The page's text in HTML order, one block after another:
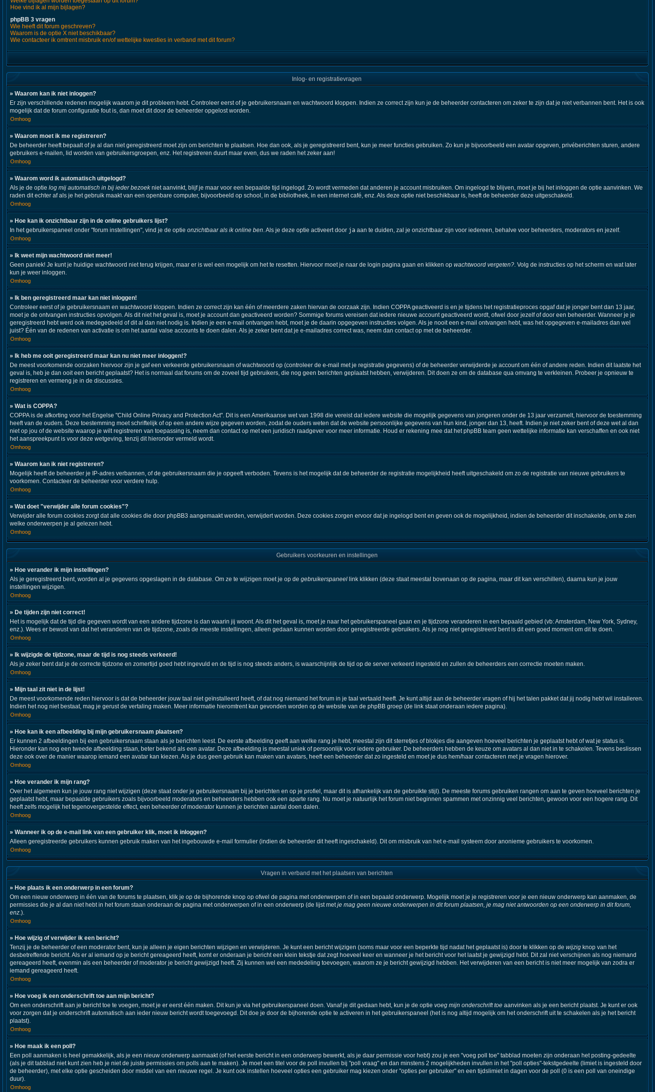
Hoe vind ik al mijn bijlagen?
phpBB 3 vragen
Wie heeft dit forum geschreven?
Waarom is de optie X niet beschikbaar?
Wie contacteer ik omtrent misbruik en/of wettelijke kwesties in verband met dit forum?
Inlog- en registratievragen
» Waarom kan ik niet inloggen?
Er zijn verschillende redenen mogelijk waarom je dit probleem hebt. Controleer eerst of je gebruikersnaam en wachtwoord kloppen. Indien ze correct zijn kun je de beheerder contacteren om zeker te zijn dat je niet verbannen bent. Het is ook
mogelijk dat de forum configuratie fout is, dan moet dit door de beheerder opgelost worden.
Omhoog
» Waarom moet ik me registreren?
De beheerder heeft bepaalt of je al dan niet geregistreerd moet zijn om berichten te plaatsen. Hoe dan ook, als je geregistreerd bent, kun je meer functies gebruiken. Zo kun je bijvoorbeeld een avatar opgeven, privéberichten sturen, andere
gebruikers e-mailen, lid worden van gebruikersgroepen, enz. Het registreren duurt maar even, dus we raden het zeker aan!
Omhoog
» Waarom word ik automatisch uitgelogd?
Als je de optie log mij automatisch in bij ieder bezoekniet aanvinkt, blijf je maar voor een bepaalde tijd ingelogd. Zo wordt vermeden dat anderen je account misbruiken. Om ingelogd te blijven, moet je bij het inloggen de optie aanvinken. We
raden dit echter af als je het gebruik maakt van een openbare computer, bijvoorbeeld op school, in de bibliotheek, in een internet café, enz. Als deze optie niet beschikbaar is, heeft de beheerder deze uitgeschakeld.
Omhoog
» Hoe kan ik onzichtbaar zijn in de online gebruikers lijst?
In het gebruikerspaneel onder "forum instellingen", vind je de optie onzichtbaar als ik online ben. Als je deze optie activeert door ja aan te duiden, zal je onzichtbaar zijn voor iedereen, behalve voor beheerders, moderators en jezelf.
Omhoog
» Ik weet mijn wachtwoord niet meer!
Geen paniek! Je kunt je huidige wachtwoord niet terug krijgen, maar er is wel een mogelijk om het te resetten. Hiervoor moet je naar de login pagina gaan en klikken op wachtwoord vergeten?. Volg de instructies op het scherm en wat later
kun je weer inloggen.
Omhoog
» Ik ben geregistreerd maar kan niet inloggen!
Controleer eerst of je gebruikersnaam en wachtwoord kloppen. Indien ze correct zijn kan één of meerdere zaken hiervan de oorzaak zijn. Indien COPPA geactiveerd is en je tijdens het registratieproces opgaf dat je jonger bent dan 13 jaar,
moet je de ontvangen instructies opvolgen. Als dit niet het geval is, moet je account dan geactiveerd worden? Sommige forums vereisen dat iedere nieuwe account geactiveerd wordt, ofwel door jezelf of door een beheerder. Wanneer je je
geregistreerd hebt werd ook medegedeeld of dit al dan niet nodig is. Indien je een e-mail ontvangen hebt, moet je de daarin opgegeven instructies volgen. Als je nooit een e-mail ontvangen hebt, was het opgegeven e-mailadres dan wel
juist? Één van de redenen van activatie is om het aantal valse accounts te doen dalen. Als je zeker bent dat je e-mailadres correct was, neem dan contact op met de beheerder.
Omhoog
» Ik heb me ooit geregistreerd maar kan nu niet meer inloggen!?
De meest voorkomende oorzaken hiervoor zijn je gaf een verkeerde gebruikersnaam of wachtwoord op (controleer de e-mail met je registratie gegevens) of de beheerder verwijderde je account om één of andere reden. Indien dit laatste het
geval is, heb je dan ooit een bericht geplaatst? Het is normaal dat forums om de zoveel tijd gebruikers, die nog geen berichten geplaatst hebben, verwijderen. Dit doen ze om de database qua omvang te verkleinen. Probeer je opnieuw te
registreren en vermeng je in de discussies.
Omhoog
» Wat is COPPA?
COPPA is de afkorting voor het Engelse "Child Online Privacy and Protection Act". Dit is een Amerikaanse wet van 1998 die vereist dat iedere website die mogelijk gegevens van jongeren onder de 13 jaar verzamelt, hiervoor de toestemming
heeft van de ouders. Deze toestemming moet schriftelijk of op een andere wijze gegeven worden, zodat de ouders weten dat de website persoonlijke gegevens van hun kind, jonger dan 13, heeft. Indien je niet zeker bent of deze wet al dan
niet op jou of de website waarop je wilt registreren van toepassing is, neem dan contact op met een juridisch raadgever voor meer informatie. Houd er rekening mee dat het phpBB team geen wettelijke informatie kan verschaffen en ook niet
het aanspreekpunt is voor deze wetgeving, tenzij dit hieronder vermeld wordt.
Omhoog
» Waarom kan ik niet registreren?
Mogelijk heeft de beheerder je IP-adres verbannen, of de gebruikersnaam die je opgeeft verboden. Tevens is het mogelijk dat de beheerder de registratie mogelijkheid heeft uitgeschakeld om zo de registratie van nieuwe gebruikers te
voorkomen. Contacteer de beheerder voor verdere hulp.
Omhoog
» Wat doet "verwijder alle forum cookies"?
Verwijder alle forum cookies zorgt dat alle cookies die door phpBB3 aangemaakt werden, verwijdert worden. Deze cookies zorgen ervoor dat je ingelogd bent en geven ook de mogelijkheid, indien de beheerder dit inschakelde, om te zien
welke onderwerpen je al gelezen hebt.
Omhoog
Gebruikers voorkeuren en instellingen
» Hoe verander ik mijn instellingen?
Als je geregistreerd bent, worden al je gegevens opgeslagen in de database. Om ze te wijzigen moet je op de gebruikerspaneel link klikken (deze staat meestal bovenaan op de pagina, maar dit kan verschillen), daarna kun je jouw
instellingen wijzigen.
Omhoog
» De tijden zijn niet correct!
Het is mogelijk dat de tijd die gegeven wordt van een andere tijdzone is dan waarin jij woont. Als dit het geval is, moet je naar het gebruikerspaneel gaan en je tijdzone veranderen in een bepaald gebied (vb: Amsterdam, New York, Sydney,
enz.). Wees er bewust van dat het veranderen van de tijdzone, zoals de meeste instellingen, alleen gedaan kunnen worden door geregistreerde gebruikers. Als je nog niet geregistreerd bent is dit een goed moment om dit te doen.
Omhoog
» Ik wijzigde de tijdzone, maar de tijd is nog steeds verkeerd!
Als je zeker bent dat je de correcte tijdzone en zomertijd goed hebt ingevuld en de tijd is nog steeds anders, is waarschijnlijk de tijd op de server verkeerd ingesteld en zullen de beheerders een correctie moeten maken.
Omhoog
» Mijn taal zit niet in de lijst!
De meest voorkomende reden hiervoor is dat de beheerder jouw taal niet geïnstalleerd heeft, of dat nog niemand het forum in je taal vertaald heeft. Je kunt altijd aan de beheerder vragen of hij het talen pakket dat jij nodig hebt wil installeren.
Indien het nog niet bestaat, mag je gerust de vertaling maken. Meer informatie hieromtrent kan gevonden worden op de website van de phpBB groep (de link staat onderaan iedere pagina).
Omhoog
» Hoe kan ik een afbeelding bij mijn gebruikersnaam plaatsen?
Er kunnen 2 afbeeldingen bij een gebruikersnaam staan als je berichten leest. De eerste afbeelding geeft aan welke rang je hebt, meestal zijn dit sterretjes of blokjes die aangeven hoeveel berichten je geplaatst hebt of wat je status is.
Hieronder kan nog een tweede afbeelding staan, beter bekend als een avatar. Deze afbeelding is meestal uniek of persoonlijk voor iedere gebruiker. De beheerders hebben de keuze om avatars al dan niet in te schakelen. Tevens beslissen
deze ook over de manier waarop iemand een avatar kan kiezen. Als je dus geen gebruik kan maken van avatars, heeft een beheerder dat zo ingesteld en moet je dus hem/haar contacteren met je vragen hierover.
Omhoog
» Hoe verander ik mijn rang?
Over het algemeen kun je jouw rang niet wijzigen (deze staat onder je gebruikersnaam bij je berichten en op je profiel, maar dit is afhankelijk van de gebruikte stijl). De meeste forums gebruiken rangen om aan te geven hoeveel berichten je
geplaatst hebt, maar bepaalde gebruikers zoals bijvoorbeeld moderators en beheerders hebben ook een aparte rang. Nu moet je natuurlijk het forum niet beginnen spammen met onzinnig veel berichten, gewoon voor een hogere rang. Dit
heeft zelfs mogelijk het tegenovergestelde effect, een beheerder of moderator kunnen je berichten aantal doen dalen.
Omhoog
» Wanneer ik op de e-mail link van een gebruiker klik, moet ik inloggen?
Alleen geregistreerde gebruikers kunnen gebruik maken van het ingebouwde e-mail formulier (indien de beheerder dit heeft ingeschakeld). Dit om misbruik van het e-mail systeem door anonieme gebruikers te voorkomen.
Omhoog
Vragen in verband met het plaatsen van berichten
» Hoe plaats ik een onderwerp in een forum?
Om een nieuw onderwerp in één van de forums te plaatsen, klik je op de bijhorende knop op ofwel de pagina met onderwerpen of in een bepaald onderwerp. Mogelijk moet je je registreren voor je een nieuw onderwerp kan aanmaken, de
permissies die je al dan niet hebt in het forum staan onderaan de pagina met onderwerpen of in een onderwerp (de lijst metje mag geen nieuwe onderwerpen in dit forum plaatsen, je mag niet antwoorden op een onderwerp in dit forum,
enz.).
Omhoog
» Hoe wijzig of verwijder ik een bericht?
Tenzij je de beheerder of een moderator bent, kun je alleen je eigen berichten wijzigen en verwijderen. Je kunt een bericht wijzigen (soms maar voor een beperkte tijd nadat het geplaatst is) door te klikken op de wijzig knop van het
desbetreffende bericht. Als er al iemand op je bericht gereageerd heeft, komt er onderaan je bericht een klein tekstje dat zegt hoeveel keer en wanneer je het bericht voor het laatst je gewijzigd hebt. Dit zal niet verschijnen als nog niemand
gereageerd heeft, evenmin als een beheerder of moderator je bericht gewijzigd heeft. Zij kunnen wel een mededeling toevoegen, waarom ze je bericht gewijzigd hebben. Het verwijderen van een bericht is niet meer mogelijk van zodra er
iemand gereageerd heeft.
Omhoog
» Hoe voeg ik een onderschrift toe aan mijn bericht?
Om een onderschrift aan je bericht toe te voegen, moet je er eerst één maken. Dit kun je via het gebruikerspaneel doen. Vanaf je dit gedaan hebt, kun je de optie voeg mijn onderschrift toe aanvinken als je een bericht plaatst. Je kunt er ook
voor zorgen dat je onderschrift automatisch aan ieder nieuw bericht wordt toegevoegd. Dit doe je door de bijhorende optie te activeren in het gebruikerspaneel (het is nog altijd mogelijk om het onderschrift uit te schakelen als je het bericht
plaatst).
Omhoog
» Hoe maak ik een poll?
Een poll aanmaken is heel gemakkelijk, als je een nieuw onderwerp aanmaakt (of het eerste bericht in een onderwerp bewerkt, als je daar permissie voor hebt) zou je een "voeg poll toe" tabblad moeten zijn onderaan het posting-gedeelte
(als je dit tabblad niet kunt zien heb je niet de juiste permissies om polls aan te maken). Je moet een titel voor de poll invullen bij "poll vraag" en dan minstens 2 mogelijkheden invullen in het "poll opties"-tekstgedeelte (limiet is ingesteld door
de beheerder), met elke optie gescheiden door middel van een nieuwe regel. Je kunt ook instellen hoeveel opties een gebruiker mag kiezen onder "opties per gebruiker" en een tijdslimiet in dagen voor de poll (0 is een poll van oneindige
duur).
Omhoog